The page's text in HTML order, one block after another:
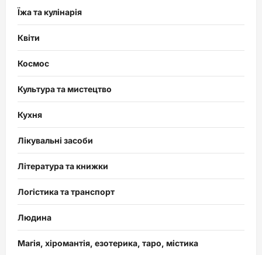
Їжа та кулінарія
Квіти
Космос
Культура та мистецтво
Кухня
Лікувальні засоби
Література та книжки
Логістика та транспорт
Людина
Магія, хіромантія, езотерика, таро, містика